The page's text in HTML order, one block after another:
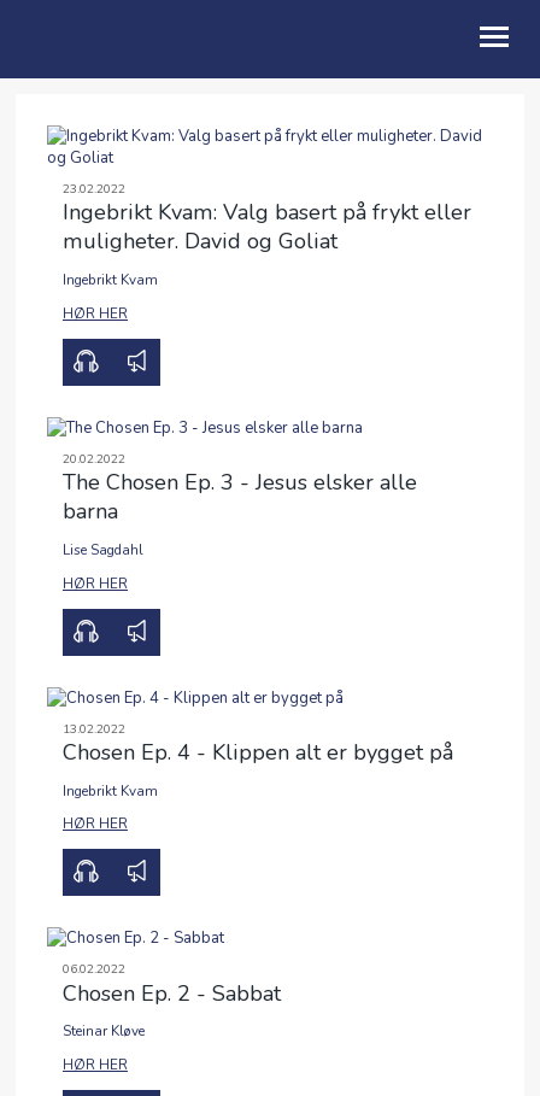
OM OSS
BLI MED
GI
KALENDER
UTLEIE
ENGLISH
23.02.2022
Ingebrikt Kvam: Valg basert på frykt eller
muligheter. David og Goliat
Ingebrikt Kvam
HØR HER
20.02.2022
The Chosen Ep. 3 - Jesus elsker alle
barna
Lise Sagdahl
HØR HER
13.02.2022
Chosen Ep. 4 - Klippen alt er bygget på
Ingebrikt Kvam
HØR HER
06.02.2022
Chosen Ep. 2 - Sabbat
Steinar Kløve
HØR HER